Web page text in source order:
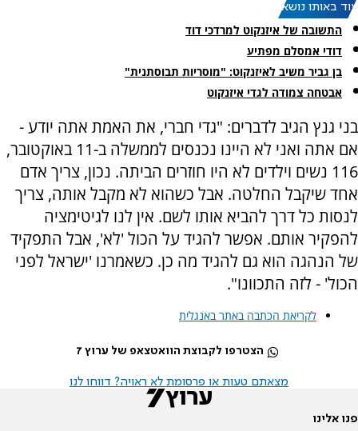
עוד באותו נושא:
התשובה של איזנקוט למרדכי דוד
דודי אמסלם מפתיע
בן גביר משיב לאיזנקוט: "מוסריות תבוסתנית"
אבטחה צמודה לגדי איזנקוט
בני גנץ הגיב לדברים: "גדי חברי, את האמת אתה יודע -
אם אתה ואני לא היינו נכנסים לממשלה ב-11 באוקטובר,
116 נשים וילדים לא היו חוזרים הביתה. נכון, צריך אדם
אחד שיקבל החלטה. אבל כשהוא לא מקבל אותה, צריך
לנסות כל דרך להביא אותו לשם. אין לנו לגיטימציה
להפקיר אותם. אפשר להגיד על הכול 'לא', אבל התפקיד
של הנהגה הוא גם להגיד מה כן. כשאמרנו 'ישראל לפני
הכול' - לזה התכוונו".
לקריאת הכתבה באתר באנגלית
הצטרפו לקבוצת הוואטצאפ של ערוץ 7
מצאתם טעות או פרסומת לא ראויה? דווחו לנו
פנו אלינו